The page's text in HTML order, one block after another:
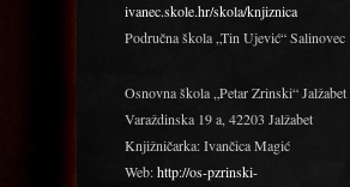
ivanec.skole.hr/skola/knjiznica
Područna škola „Tin Ujević“ Salinovec
Osnovna škola „Petar Zrinski“ Jalžabet
Varaždinska 19 a, 42203 Jalžabet
Knjižničarka: Ivančica Magić
Web:http://os-pzrinski-